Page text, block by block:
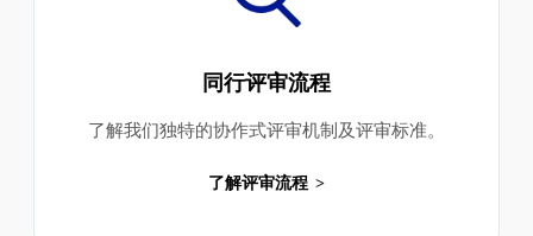
同行评审流程
了解我们独特的协作式评审机制及评审标准。
了解评审流程